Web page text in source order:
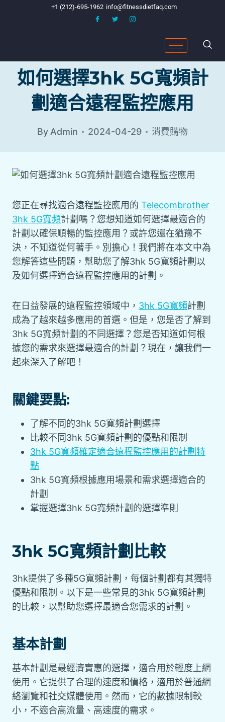
+1 (212)-695-1962 info@fitnessdietfaq.com
如何選擇3hk 5G寬頻計
劃適合遠程監控應用
By Admin 2024-04-29 消費購物
您正在尋找適合遠程監控應用的 Telecombrother
3hk 5G寬頻計劃嗎？您想知道如何選擇最適合的
計劃以確保順暢的監控應用？或許您還在猶豫不
決，不知道從何著手。別擔心！我們將在本文中為
您解答這些問題，幫助您了解3hk 5G寬頻計劃以
及如何選擇適合遠程監控應用的計劃。
在日益發展的遠程監控領域中， 3hk 5G寬頻計劃
成為了越來越多應用的首選。但是，您是否了解到
3hk 5G寬頻計劃的不同選擇？您是否知道如何根
據您的需求來選擇最適合的計劃？現在，讓我們一
起來深入了解吧！
關鍵要點:
了解不同的3hk 5G寬頻計劃選擇
比較不同3hk 5G寬頻計劃的優點和限制
3hk 5G寬頻確定適合遠程監控應用的計劃特
點
3hk 5G寬頻根據應用場景和需求選擇適合的
計劃
掌握選擇3hk 5G寬頻計劃的選擇準則
3hk 5G寬頻計劃比較
3hk提供了多種5G寬頻計劃，每個計劃都有其獨特
優點和限制。以下是一些常見的3hk 5G寬頻計劃
的比較，以幫助您選擇最適合您需求的計劃。
基本計劃
基本計劃是最經濟實惠的選擇，適合用於輕度上網
使用。它提供了合理的速度和價格，適用於普通網
絡瀏覽和社交媒體使用。然而，它的數據限制較
小，不適合高流量、高速度的需求。